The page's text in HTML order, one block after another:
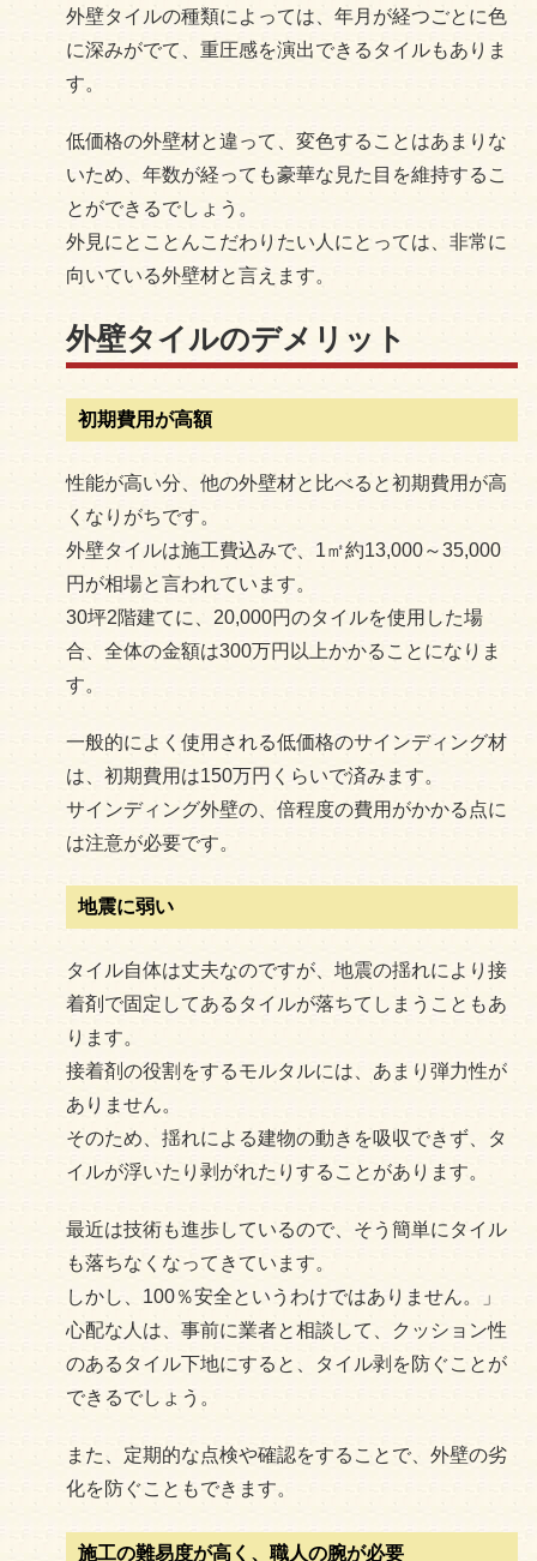
外壁タイルの種類によっては、年月が経つごとに色
に深みがでて、重圧感を演出できるタイルもありま
す。
低価格の外壁材と違って、変色することはあまりな
いため、年数が経っても豪華な見た目を維持するこ
とができるでしょう。
外見にとことんこだわりたい人にとっては、非常に
向いている外壁材と言えます。
外壁タイルのデメリット
初期費用が高額
性能が高い分、他の外壁材と比べると初期費用が高
くなりがちです。
外壁タイルは施工費込みで、1㎡約13,000～35,000
円が相場と言われています。
30坪2階建てに、20,000円のタイルを使用した場
合、全体の金額は300万円以上かかることになりま
す。
一般的によく使用される低価格のサインディング材
は、初期費用は150万円くらいで済みます。
サインディング外壁の、倍程度の費用がかかる点に
は注意が必要です。
地震に弱い
タイル自体は丈夫なのですが、地震の揺れにより接
着剤で固定してあるタイルが落ちてしまうこともあ
ります。
接着剤の役割をするモルタルには、あまり弾力性が
ありません。
そのため、揺れによる建物の動きを吸収できず、タ
イルが浮いたり剥がれたりすることがあります。
最近は技術も進歩しているので、そう簡単にタイル
も落ちなくなってきています。
しかし、100％安全というわけではありません。」
心配な人は、事前に業者と相談して、クッション性
のあるタイル下地にすると、タイル剥を防ぐことが
できるでしょう。
また、定期的な点検や確認をすることで、外壁の劣
化を防ぐこともできます。
施工の難易度が高く、職人の腕が必要